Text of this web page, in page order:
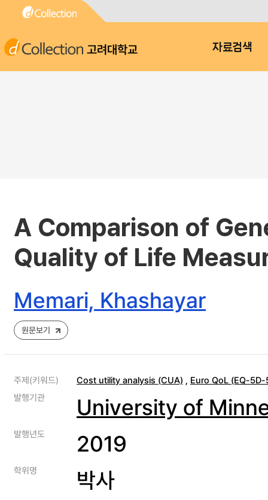
고려대학교 자료검색
A Comparison of
Quality of Life
Memari, Khashayar
원문보기
주제(키워드) Cost utility analysis (CUA) , Euro QoL (EQ-5D-
발행기관
University of
발행년도 2019
학위명 박사